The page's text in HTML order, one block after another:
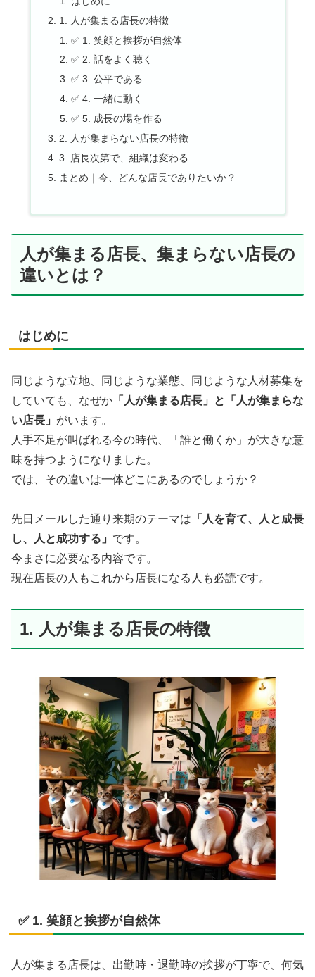
1. 人が集まる店長の特徴
✅ 1. 笑顔と挨拶が自然体
✅ 2. 話をよく聴く
✅ 3. 公平である
✅ 4. 一緒に動く
✅ 5. 成長の場を作る
2. 人が集まらない店長の特徴
3. 店長次第で、組織は変わる
まとめ｜今、どんな店長でありたいか？
人が集まる店長、集まらない店長の
違いとは？
はじめに
同じような立地、同じような業態、同じような人材募集を
していても、なぜか 「人が集まる店長」と「人が集まらな
い店長」 がいます。
人手不足が叫ばれる今の時代、「誰と働くか」が大きな意
味を持つようになりました。
では、その違いは一体どこにあるのでしょうか？
先日メールした通り来期のテーマは 「人を育て、人と成長
し、人と成功する」 です。
今まさに必要なる内容です。
現在店長の人もこれから店長になる人も必読です。
1. 人が集まる店長の特徴
✅ 1. 笑顔と挨拶が自然体
人が集まる店長は、出勤時・退勤時の挨拶が丁寧で、何気